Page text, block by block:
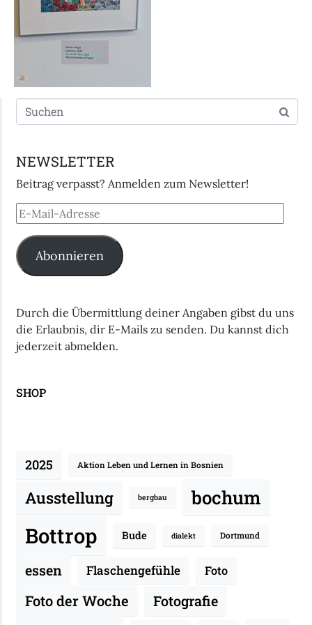
NEWSLETTER
Beitrag verpasst? Anmelden zum Newsletter!
Abonnieren
Durch die Übermittlung deiner Angaben gibst du uns
die Erlaubnis, dir E-Mails zu senden. Du kannst dich
jederzeit abmelden.
SHOP
2025 Aktion Leben und Lernen in Bosnien
Ausstellung bergbau bochum
Bottrop Bude dialekt Dortmund
essen Flaschengefühle Foto
Foto der Woche Fotografie